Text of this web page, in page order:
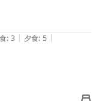
ております。
かったです。
: 3 | 夕食: 5 |